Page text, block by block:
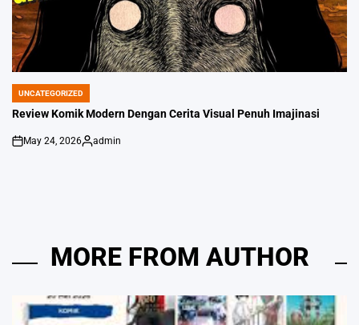
POSTED
IN
UNCATEGORIZED
Review Komik Modern Dengan Cerita Visual Penuh Imajinasi
on
May 24, 2026
Posted
admin
MORE FROM AUTHOR